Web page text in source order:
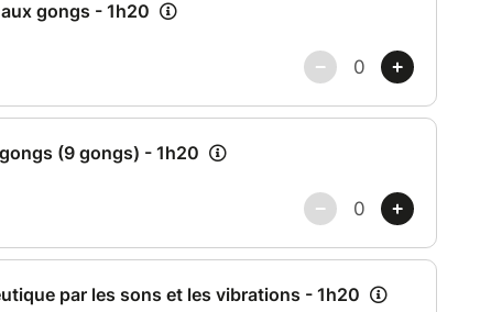
de la date d’achat.
réserve son créneau directement sur le site officiel
v2/